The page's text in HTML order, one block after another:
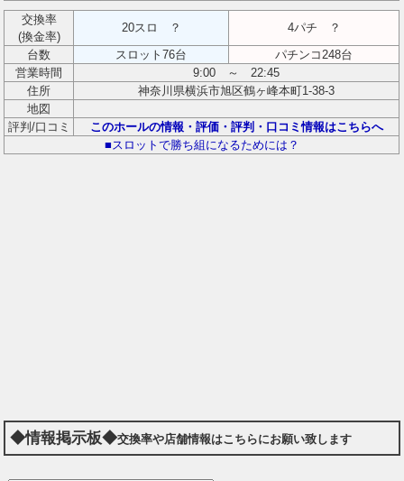
交換率
(換金率)
20スロ ？
4パチ ？
台数
スロット76台
パチンコ248台
営業時間
9:00 ～ 22:45
住所
神奈川県横浜市旭区鶴ヶ峰本町1-38-3
地図
評判/口コミ
このホールの情報・評価・評判・口コミ情報はこちらへ
■スロットで勝ち組になるためには？
◆情報掲示板◆交換率や店舗情報はこちらにお願い致します